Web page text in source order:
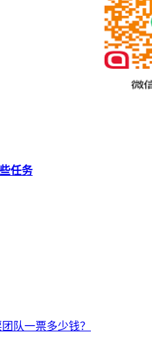
任务
队一票多少钱？